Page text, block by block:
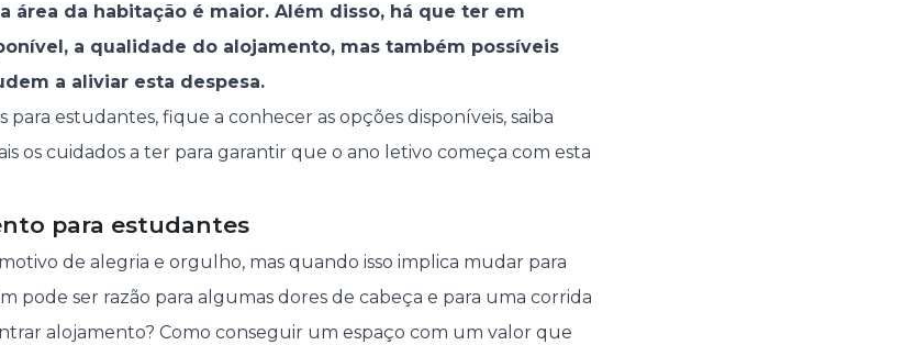
área da habitação é maior. Além disso, há que ter em
a qualidade do alojamento, mas também possíveis
a aliviar esta despesa.
estudantes, fique a conhecer as opções disponíveis, saiba
os cuidados a ter para garantir que o ano letivo começa com esta
para estudantes
de alegria e orgulho, mas quando isso implica mudar para
pode ser razão para algumas dores de cabeça e para uma corrida
alojamento? Como conseguir um espaço com um valor que